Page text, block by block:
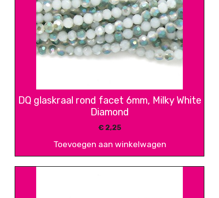
DQ glaskraal rond facet 6mm, Milky White
Diamond
€2,25
Toevoegen aan winkelwagen